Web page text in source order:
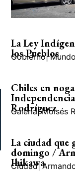
La Ley
los Pueblos
Gobierno|
Chiles en
Rodríguez
Galería| Moisés
La ciudad que
domingo /
Ihikawa
Ciudad|